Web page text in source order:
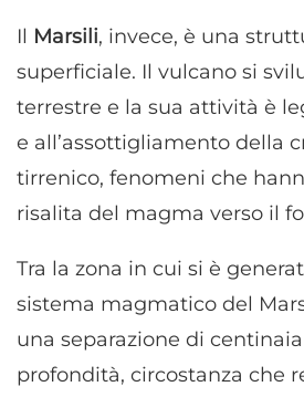
Il Marsili, invece, è una
superficiale. Il vulcano si
terrestre e la sua attività è
e all’assottigliamento della
tirrenico, fenomeni che
risalita del magma verso il
Tra la zona in cui si è
sistema magmatico del
una separazione di
profondità, circostanza che